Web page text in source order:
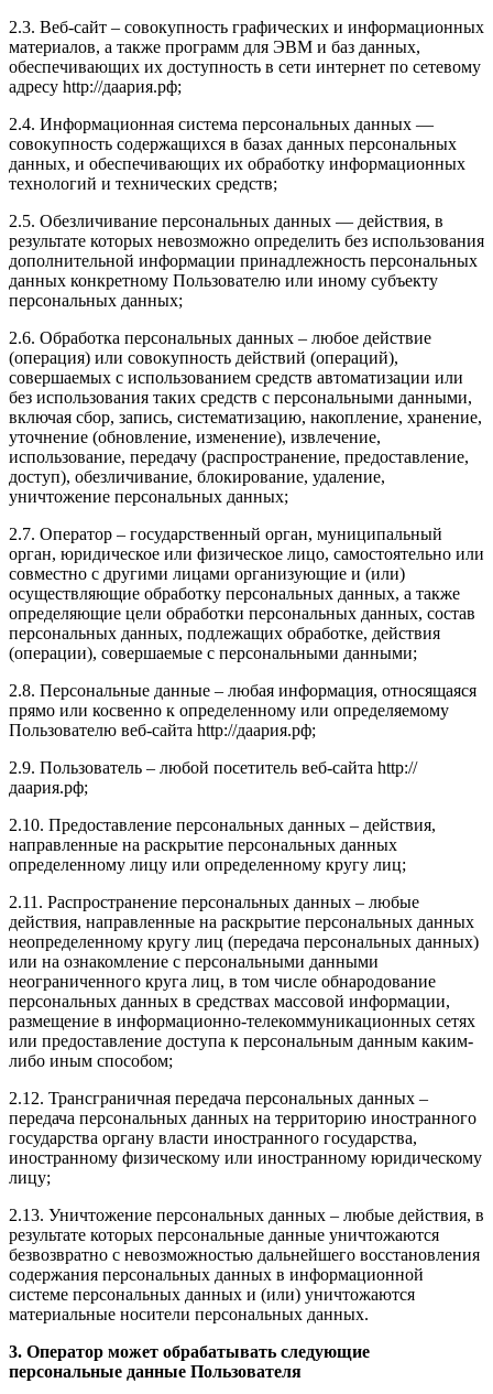
2.3. Веб-сайт – совокупность графических и информационных
материалов, а также программ для ЭВМ и баз данных,
обеспечивающих их доступность в сети интернет по сетевому
адресу http://даария.рф;
2.4. Информационная система персональных данных —
совокупность содержащихся в базах данных персональных
данных, и обеспечивающих их обработку информационных
технологий и технических средств;
2.5. Обезличивание персональных данных — действия, в
результате которых невозможно определить без использования
дополнительной информации принадлежность персональных
данных конкретному Пользователю или иному субъекту
персональных данных;
2.6. Обработка персональных данных – любое действие
(операция) или совокупность действий (операций),
совершаемых с использованием средств автоматизации или
без использования таких средств с персональными данными,
включая сбор, запись, систематизацию, накопление, хранение,
уточнение (обновление, изменение), извлечение,
использование, передачу (распространение, предоставление,
доступ), обезличивание, блокирование, удаление,
уничтожение персональных данных;
2.7. Оператор – государственный орган, муниципальный
орган, юридическое или физическое лицо, самостоятельно или
совместно с другими лицами организующие и (или)
осуществляющие обработку персональных данных, а также
определяющие цели обработки персональных данных, состав
персональных данных, подлежащих обработке, действия
(операции), совершаемые с персональными данными;
2.8. Персональные данные – любая информация, относящаяся
прямо или косвенно к определенному или определяемому
Пользователю веб-сайта http://даария.рф;
2.9. Пользователь – любой посетитель веб-сайта http://
даария.рф;
2.10. Предоставление персональных данных – действия,
направленные на раскрытие персональных данных
определенному лицу или определенному кругу лиц;
2.11. Распространение персональных данных – любые
действия, направленные на раскрытие персональных данных
неопределенному кругу лиц (передача персональных данных)
или на ознакомление с персональными данными
неограниченного круга лиц, в том числе обнародование
персональных данных в средствах массовой информации,
размещение в информационно-телекоммуникационных сетях
или предоставление доступа к персональным данным каким-
либо иным способом;
2.12. Трансграничная передача персональных данных –
передача персональных данных на территорию иностранного
государства органу власти иностранного государства,
иностранному физическому или иностранному юридическому
лицу;
2.13. Уничтожение персональных данных – любые действия, в
результате которых персональные данные уничтожаются
безвозвратно с невозможностью дальнейшего восстановления
содержания персональных данных в информационной
системе персональных данных и (или) уничтожаются
материальные носители персональных данных.
3. Оператор может обрабатывать следующие
персональные данные Пользователя